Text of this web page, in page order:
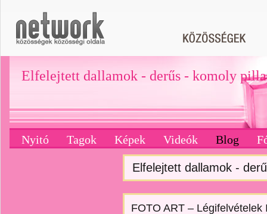
Elfelejtett dallamok - derűs - komoly
Nyitó Tagok Képek Videók Blog
Elfelejtett dallamok -
FOTO ART – Légifelvételek